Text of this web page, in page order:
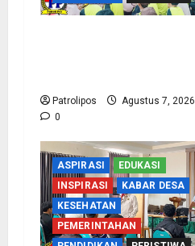
Patrolipos
Agustus 7, 2026
0
ASPIRASI
EDUKASI
INSPIRASI
KABAR DESA
KESEHATAN
PEMERINTAHAN